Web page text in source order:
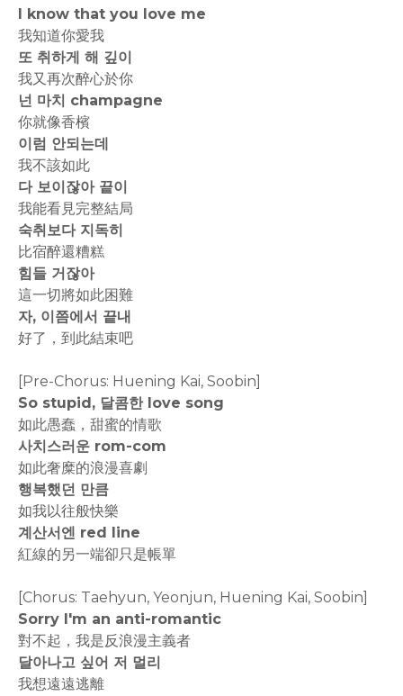
I know that you love me
我知道你愛我
또 취하게 해 깊이
我又再次醉心於你
넌 마치 champagne
你就像香檳
이럼 안되는데
我不該如此
다 보이잖아 끝이
我能看見完整結局
숙취보다 지독히
比宿醉還糟糕
힘들 거잖아
這一切將如此困難
자, 이쯤에서 끝내
好了，到此結束吧
[Pre-Chorus: Huening Kai, Soobin]
So stupid, 달콤한 love song
如此愚蠢，甜蜜的情歌
사치스러운 rom-com
如此奢糜的浪漫喜劇
행복했던 만큼
如我以往般快樂
계산서엔 red line
紅線的另一端卻只是帳單
[Chorus: Taehyun, Yeonjun, Huening Kai, Soobin]
Sorry I'm an anti-romantic
對不起，我是反浪漫主義者
달아나고 싶어 저 멀리
我想遠遠逃離